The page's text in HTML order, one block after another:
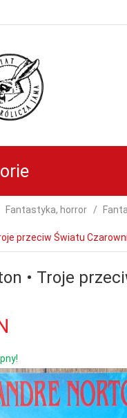
Fantastyka, horror
przeciw Światu
• Troje